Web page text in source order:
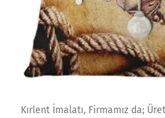
Kırlent İmalatı, Firmamız da;